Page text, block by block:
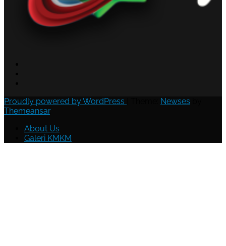
Proudly powered by WordPress Newses
Themeansar.
About Us
Galeri KMKM